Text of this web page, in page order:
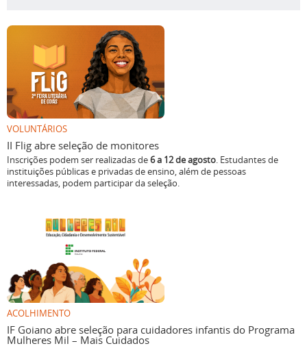
VOLUNTÁRIOS
II Flig abre seleção de monitores
Inscrições podem ser realizadas de6 a 12 de agosto. Estudantes de
instituições públicas e privadas de ensino, além de pessoas
interessadas, podem participar da seleção.
ACOLHIMENTO
IF Goiano abre seleção para cuidadores infantis do Programa
Mulheres Mil – Mais Cuidados